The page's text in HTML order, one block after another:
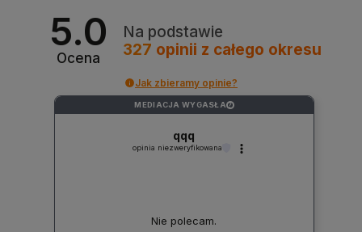
5.0
Ocena
Na podstawie
327 opinii z całego okresu
Jak zbieramy opinie?
MEDIACJA WYGASŁA ?
qqq
opinia niezweryfikowana
Nie polecam.